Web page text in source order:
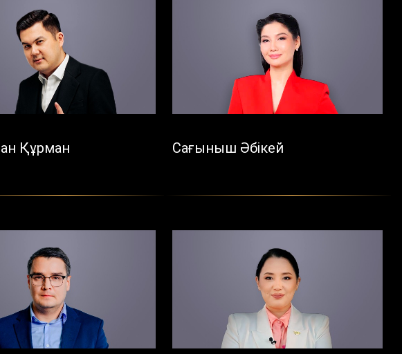
Құрман Сағыныш Әбікей